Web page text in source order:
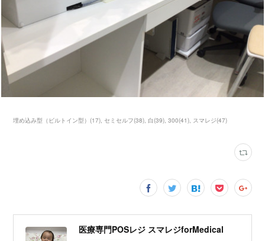
埋め込み型（ビルトイン型）(17) セミセルフ(38) 白(39) 300(41) スマレジ(47)
医療専門POSレジ スマレジforMedical